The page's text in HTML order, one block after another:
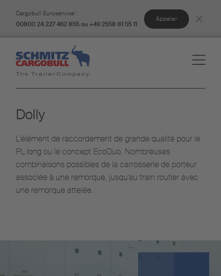
Cargobull Euroservice :
00800 24 227 462 855 ou +49 2558 81 55 11
Appeler
Dolly
L'élément de raccordement de grande qualité pour le
PL long ou le concept EcoDuo. Nombreuses
combinaisons possibles de la carrosserie de porteur
associée à une remorque, jusqu'au train routier avec
une remorque attelée.